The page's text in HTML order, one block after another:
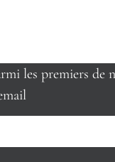
les premiers de